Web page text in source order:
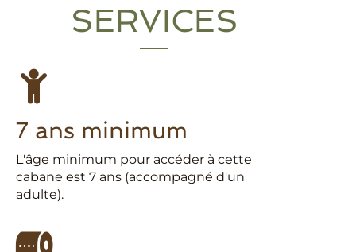
SERVICES
7 ans minimum
L'âge minimum pour accéder à cette
cabane est 7 ans (accompagné d'un
adulte).